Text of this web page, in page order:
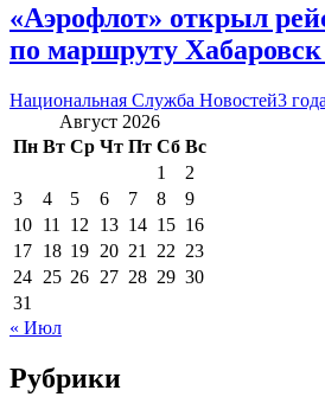
«Аэрофлот» открыл
по маршруту
Национальная Служба Новостей3
Август 2026
Пн Вт Ср Чт Пт Сб Вс
1
2
3
4 5 6 7 8
9
10 11 12 13 14 15 16
17 18 19 20 21 22 23
24 25 26 27 28 29 30
31
« Июл
Рубрики